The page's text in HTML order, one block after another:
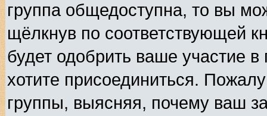
группа общедоступна, то вы
щёлкнув по соответствующей
будет одобрить ваше участие
хотите присоединиться.
группы, выясняя, почему ваш